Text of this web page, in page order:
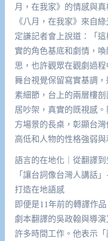
月，在我家》的情感與真
《八月，在我家》來自
定謙記者會上說道：「
實的角色基底和劇情，
思，也許觀眾在觀劇過
舞台視覺保留寫實基調
素細節，台上的兩層樓
居吵架，真實的既視感
方場景的長桌，彰顯台
高低和人物的性格強弱與
語言的在地化｜從翻譯
「讓台詞像台灣人講話
打造在地語感
即便是11年前的轉譯作
劇本翻譯的吳政翰與導
許多時間工作。他表示